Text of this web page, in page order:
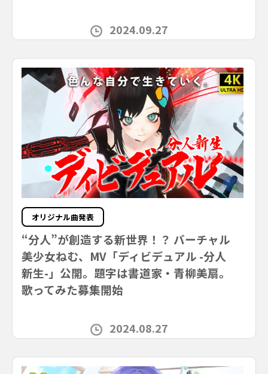
2024.09.27
オリジナル曲発表
“分人”が創造する新世界！？ バーチャル
美少女ねむ、MV「ディビデュアル -分人
新生-」公開。題字は書道家・青柳美扇。
歌ってみた募集開始
2024.08.27